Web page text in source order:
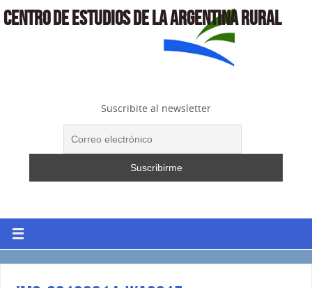
CENTRO DE ESTUDIOS DE LA ARGENTINA RURAL
Suscribite al newsletter